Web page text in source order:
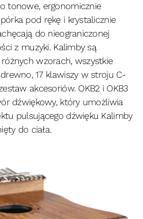
tonowe, ergonomicznie
pod rękę i krystalicznie
do nieograniczonej
z muzyki. Kalimby są
wzorach, wszystkie
17 klawiszy w stroju C-
akcesoriów. OKB2 i OKB3
dźwiękowy, który umożliwia
pulsującego dźwięku Kalimby
do ciała.